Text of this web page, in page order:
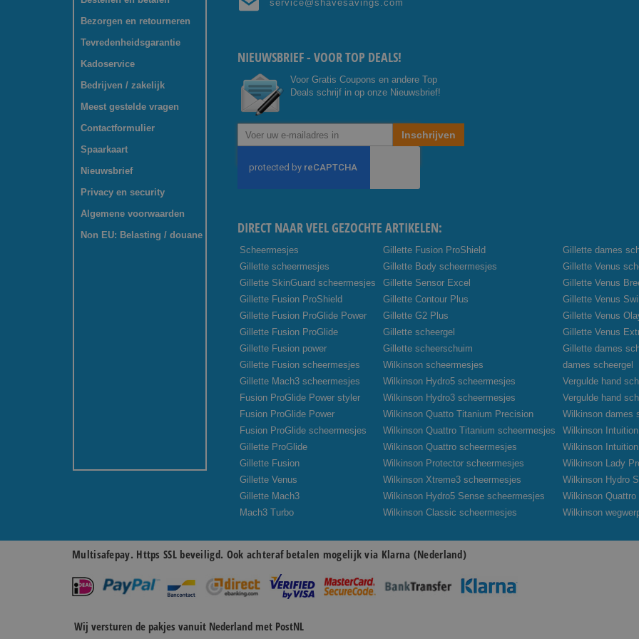
Bezorgen en retourneren
Tevredenheidsgarantie
Kadoservice
Bedrijven / zakelijk
Meest gestelde vragen
Contactformulier
Spaarkaart
Nieuwsbrief
Privacy en security
Algemene voorwaarden
Non EU: Belasting / douane
service@shavesavings.com
NIEUWSBRIEF - VOOR TOP DEALS!
Voor Gratis Coupons en andere Top
Deals schrijf in op onze Nieuwsbrief!
Abonneer
onze
Inschrijven
DIRECT NAAR VEEL GEZOCHTE ARTIKELEN:
Scheermesjes
Gillette scheermesjes
Gillette SkinGuard scheermesjes
Gillette Fusion ProShield
Gillette Fusion ProGlide Power
Gillette Fusion ProGlide
Gillette Fusion power
Gillette Fusion scheermesjes
Gillette Mach3 scheermesjes
Fusion ProGlide Power styler
Fusion ProGlide Power
Fusion ProGlide scheermesjes
Gillette ProGlide
Gillette Fusion
Gillette Venus
Gillette Mach3
Mach3 Turbo
Gillette Fusion ProShield
Gillette Body scheermesjes
Gillette Sensor Excel
Gillette Contour Plus
Gillette G2 Plus
Gillette scheergel
Gillette scheerschuim
Wilkinson scheermesjes
Wilkinson Hydro5 scheermesjes
Wilkinson Hydro3 scheermesjes
Wilkinson Quatto Titanium Precision
Wilkinson Quattro Titanium scheermesjes
Wilkinson Quattro scheermesjes
Wilkinson Protector scheermesjes
Wilkinson Xtreme3 scheermesjes
Wilkinson Hydro5 Sense scheermesjes
Wilkinson Classic scheermesjes
Gillette dames
Gillette Venus
Gillette Venus
Gillette Venus
Gillette Venus
Gillette Venus
Gillette dames
dames scheergel
Vergulde hand
Vergulde hand
Wilkinson dames
Wilkinson
Wilkinson
Wilkinson Lady
Wilkinson Hydro
Wilkinson
Wilkinson
Multisafepay. Https SSL beveiligd. Ook achteraf betalen mogelijk via Klarna (Nederland)
Wij versturen de pakjes vanuit Nederland met PostNL